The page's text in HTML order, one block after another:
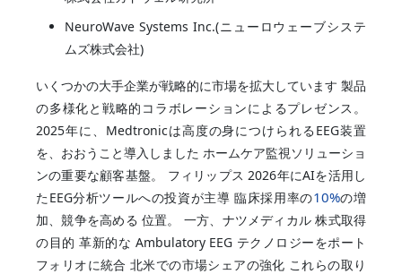
NeuroWave Systems Inc.(ニューロウェーブシステ
ムズ株式会社)
いくつかの大手企業が戦略的に市場を拡大しています 製品
の多様化と戦略的コラボレーションによるプレゼンス。
2025年に、Medtronicは高度の身につけられるEEG装置
を、おおうこと導入しました ホームケア監視ソリューショ
ンの重要な顧客基盤。 フィリップス 2026年にAIを活用し
たEEG分析ツールへの投資が主導 臨床採用率の10%の増
加、競争を高める 位置。 一方、ナツメディカル 株式取得
の目的 革新的な Ambulatory EEG テクノロジーをポート
フォリオに統合 北米での市場シェアの強化 これらの取り